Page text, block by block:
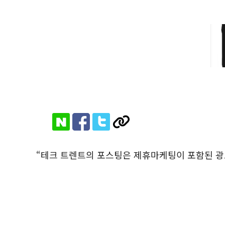
“테크 트렌트의 포스팅은 제휴마케팅이 포함된